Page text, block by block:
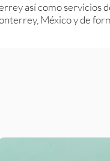
así como servicios
México y de